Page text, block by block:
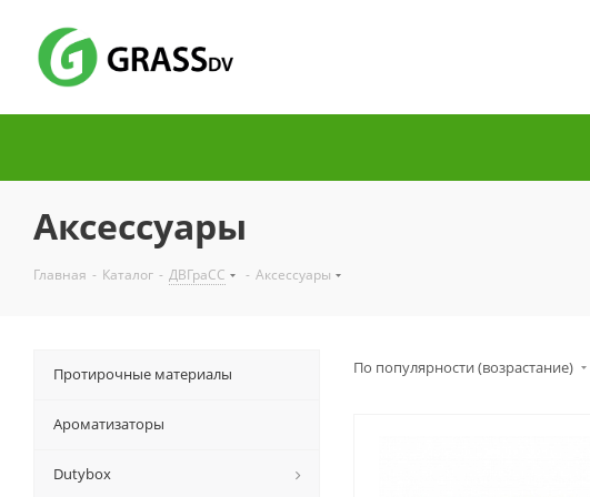
Аксессуары
Главная - Каталог - ДВГраСС - Аксессуары
По популярности (возрастание)
Протирочные материалы
Ароматизаторы
Dutybox